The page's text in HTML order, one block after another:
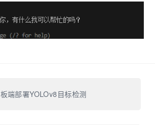
板端部署YOLOv8目标检测